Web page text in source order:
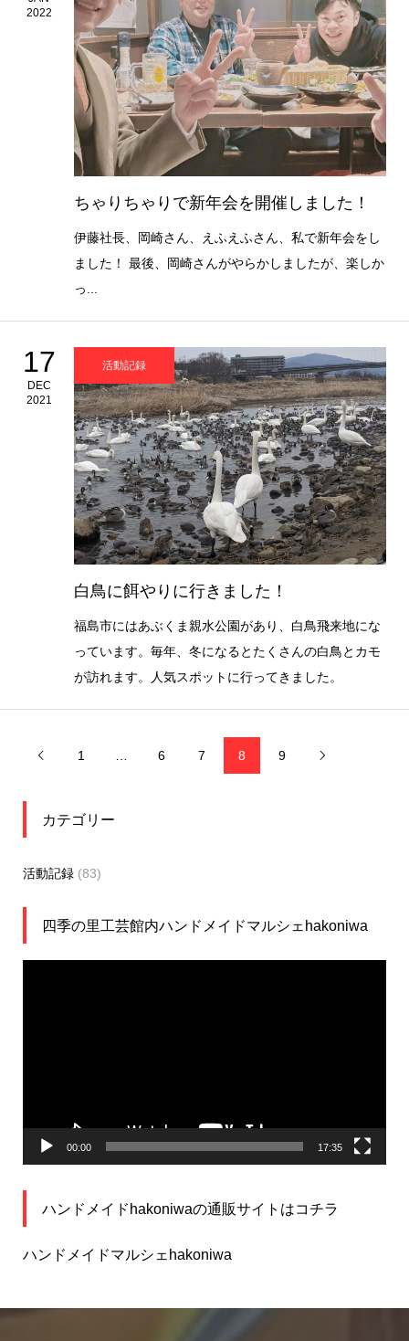
2022
ちゃりちゃりで新年会を開催しました！
伊藤社長、岡崎さん、えふえふさん、私で新年会をし
ました！ 最後、岡崎さんがやらかしましたが、楽しか
っ...
17
DEC
2021
活動記録
白鳥に餌やりに行きました！
福島市にはあぶくま親水公園があり、白鳥飛来地にな
っています。毎年、冬になるとたくさんの白鳥とカモ
が訪れます。人気スポットに行ってきました。
 1 6 7 8 9 
カテゴリー
活動記録(83)
四季の里工芸館内ハンドメイドマルシェhakoniwa
00:00 17:35
ハンドメイドhakoniwaの通販サイトはコチラ
ハンドメイドマルシェhakoniwa